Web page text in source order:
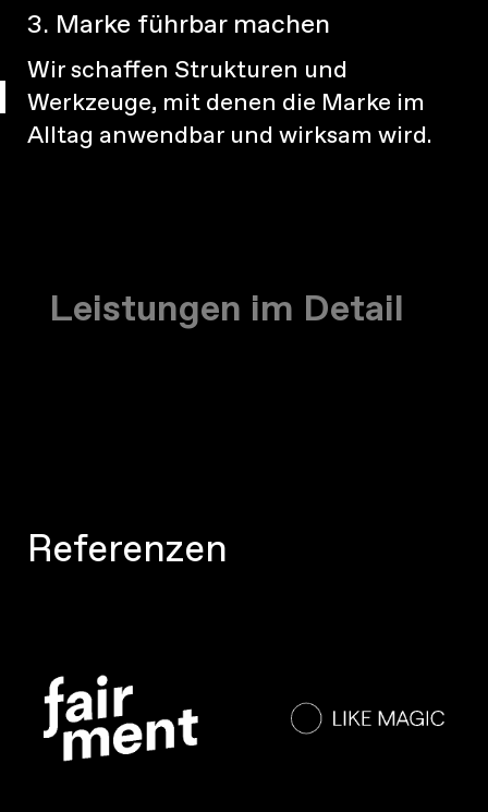
3. Marke führbar machen
Wir schaffen Strukturen und
Werkzeuge, mit denen die Marke im
Alltag anwendbar und wirksam wird.
Leistungen im Detail
Referenzen